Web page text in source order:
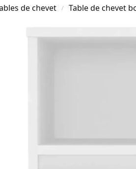
de chevet / Table de chevet